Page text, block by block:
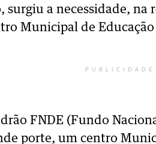
surgiu a necessidade, na
Municipal de
PUBLICIDADE
FNDE (Fundo
porte, um centro